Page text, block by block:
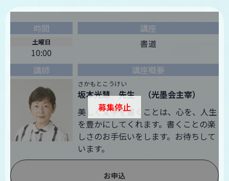
土曜日
10:00
書道
さかもとこうけい
坂本光慧 先生 （光墨会主宰）
美しく文字を書くことは、心を、人生
を豊かにしてくれます。書くことの楽
しさのお手伝いをします。お待ちして
います。
お申込
募集停止